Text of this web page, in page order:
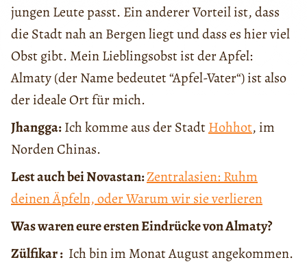
jungen Leute passt. Ein anderer Vorteil ist, dass
die Stadt nah an Bergen liegt und dass es hier viel
Obst gibt. Mein Lieblingsobst ist der Apfel:
Almaty (der Name bedeutet “Apfel-Vater“) ist also
der ideale Ort für mich.
Jhangga:Ich komme aus der StadtHohhot, im
Norden Chinas.
Lest auch bei Novastan:Zentralasien: Ruhm
deinen Äpfeln, oder Warum wir sie verlieren
Was waren eure ersten Eindrücke von Almaty?
Zülfikar : Ich bin im Monat August angekommen.